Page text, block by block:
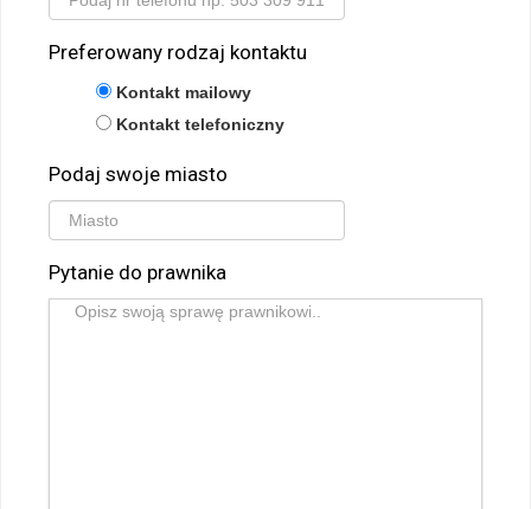
Preferowany rodzaj kontaktu
Kontakt mailowy
Kontakt telefoniczny
Podaj swoje miasto
Pytanie do prawnika